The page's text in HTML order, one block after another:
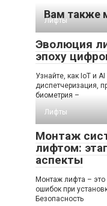
Вам также
Лифты
Эволюция
эпоху
Узнайте, как IoT и
диспетчеризация,
биометрия –
Лифты
Монтаж
лифтом:
аспекты
Монтаж лифта – это
ошибок при
Безопасность